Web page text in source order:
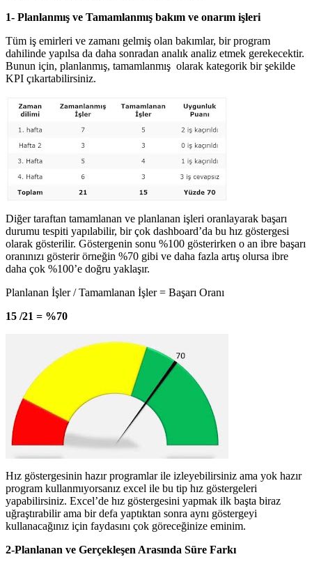
1- Planlanmış ve Tamamlanmış bakım ve onarım işleri
Tüm iş emirleri ve zamanı gelmiş olan bakımlar, bir program
dahilinde yapılsa da daha sonradan analık analiz etmek gerekecektir.
Bunun için, planlanmış, tamamlanmış olarak kategorik bir şekilde
KPI çıkartabilirsiniz.
Diğer taraftan tamamlanan ve planlanan işleri oranlayarak başarı
durumu tespiti yapılabilir, bir çok dashboard’da bu hız göstergesi
olarak gösterilir. Göstergenin sonu %100 gösterirken o an ibre başarı
oranınızı gösterir örneğin %70 gibi ve daha fazla artış olursa ibre
daha çok %100’e doğru yaklaşır.
Planlanan İşler / Tamamlanan İşler = Başarı Oranı
15 /21 = %70
Hız göstergesinin hazır programlar ile izleyebilirsiniz ama yok hazır
program kullanmıyorsanız excel ile bu tip hız göstergeleri
yapabilirsiniz. Excel’de hız göstergesini yapmak ilk başta biraz
uğraştırabilir ama bir defa yaptıktan sonra aynı göstergeyi
kullanacağınız için faydasını çok göreceğinize eminim.
2-Planlanan ve Gerçekleşen Arasında Süre Farkı